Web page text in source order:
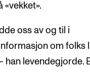
«vekket».
oss av og til i
om folks
han levendegjorde.